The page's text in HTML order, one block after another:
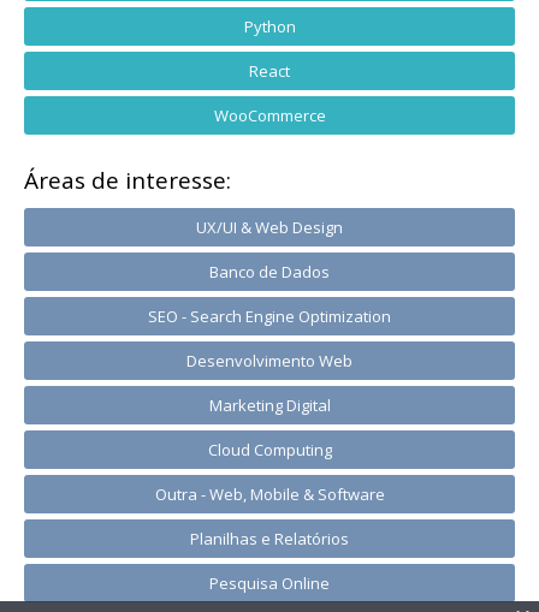
Python
React
WooCommerce
Áreas de interesse:
UX/UI & Web Design
Banco de Dados
SEO - Search Engine Optimization
Desenvolvimento Web
Marketing Digital
Cloud Computing
Outra - Web, Mobile & Software
Planilhas e Relatórios
Pesquisa Online